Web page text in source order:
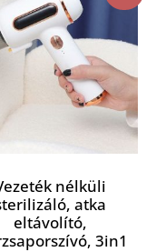
nélküli
atka
eltávolító,
3in1